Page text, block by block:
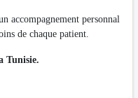
accompagnement personnal
de chaque patient.
Tunisie.